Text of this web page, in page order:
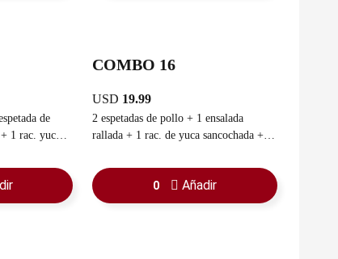
COMBO 16
USD 19.99
2 espetadas de pollo + 1 ensalada
rallada + 1 rac. de yuca sancochada + 1
0 Añadir